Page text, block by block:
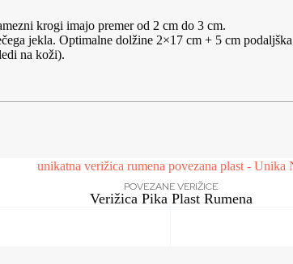
krogi imajo premer od 2 cm do 3 cm.
jekla. Optimalne dolžine 2×17 cm + 5 cm
na koži).
POVEZANE VERIŽICE
Verižica Pika Plast Rumena